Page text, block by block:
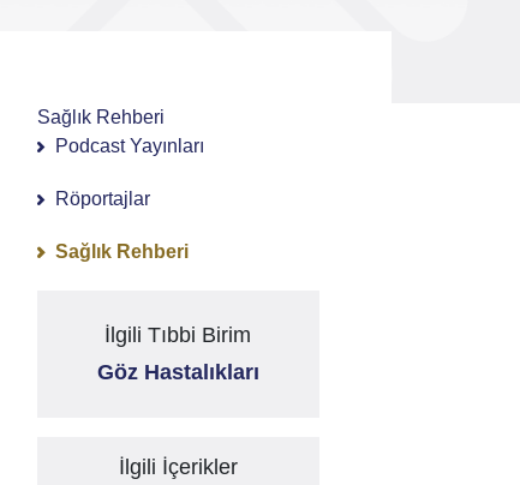
Sağlık Rehberi
Podcast Yayınları
Röportajlar
Sağlık Rehberi
İlgili Tıbbi Birim
Göz Hastalıkları
İlgili İçerikler